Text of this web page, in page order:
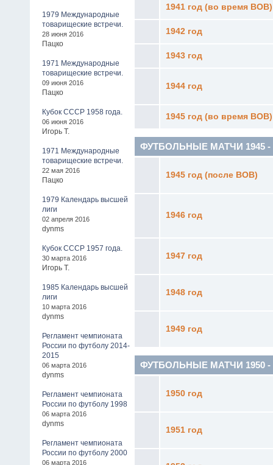
1979 Международные
товарищеские встречи.
28 июня 2016
Пацко
1971 Международные
товарищеские встречи.
09 июня 2016
Пацко
Кубок СССР 1958 года.
06 июня 2016
Игорь Т.
1971 Международные
товарищеские встречи.
22 мая 2016
Пацко
1979 Календарь высшей
лиги
02 апреля 2016
dynms
Кубок СССР 1957 года.
30 марта 2016
Игорь Т.
1985 Календарь высшей
лиги
10 марта 2016
dynms
Регламент чемпионата
России по футболу 2014-
2015
06 марта 2016
dynms
Регламент чемпионата
России по футболу 1998
06 марта 2016
dynms
Регламент чемпионата
России по футболу 2000
06 марта 2016
1941 год (во время ВОВ)
1942 год
1943 год
1944 год
1945 год (во время ВОВ)
ФУТБОЛЬНЫЕ МАТЧИ 1945 -
1945 год (после ВОВ)
1946 год
1947 год
1948 год
1949 год
ФУТБОЛЬНЫЕ МАТЧИ 1950 -
1950 год
1951 год